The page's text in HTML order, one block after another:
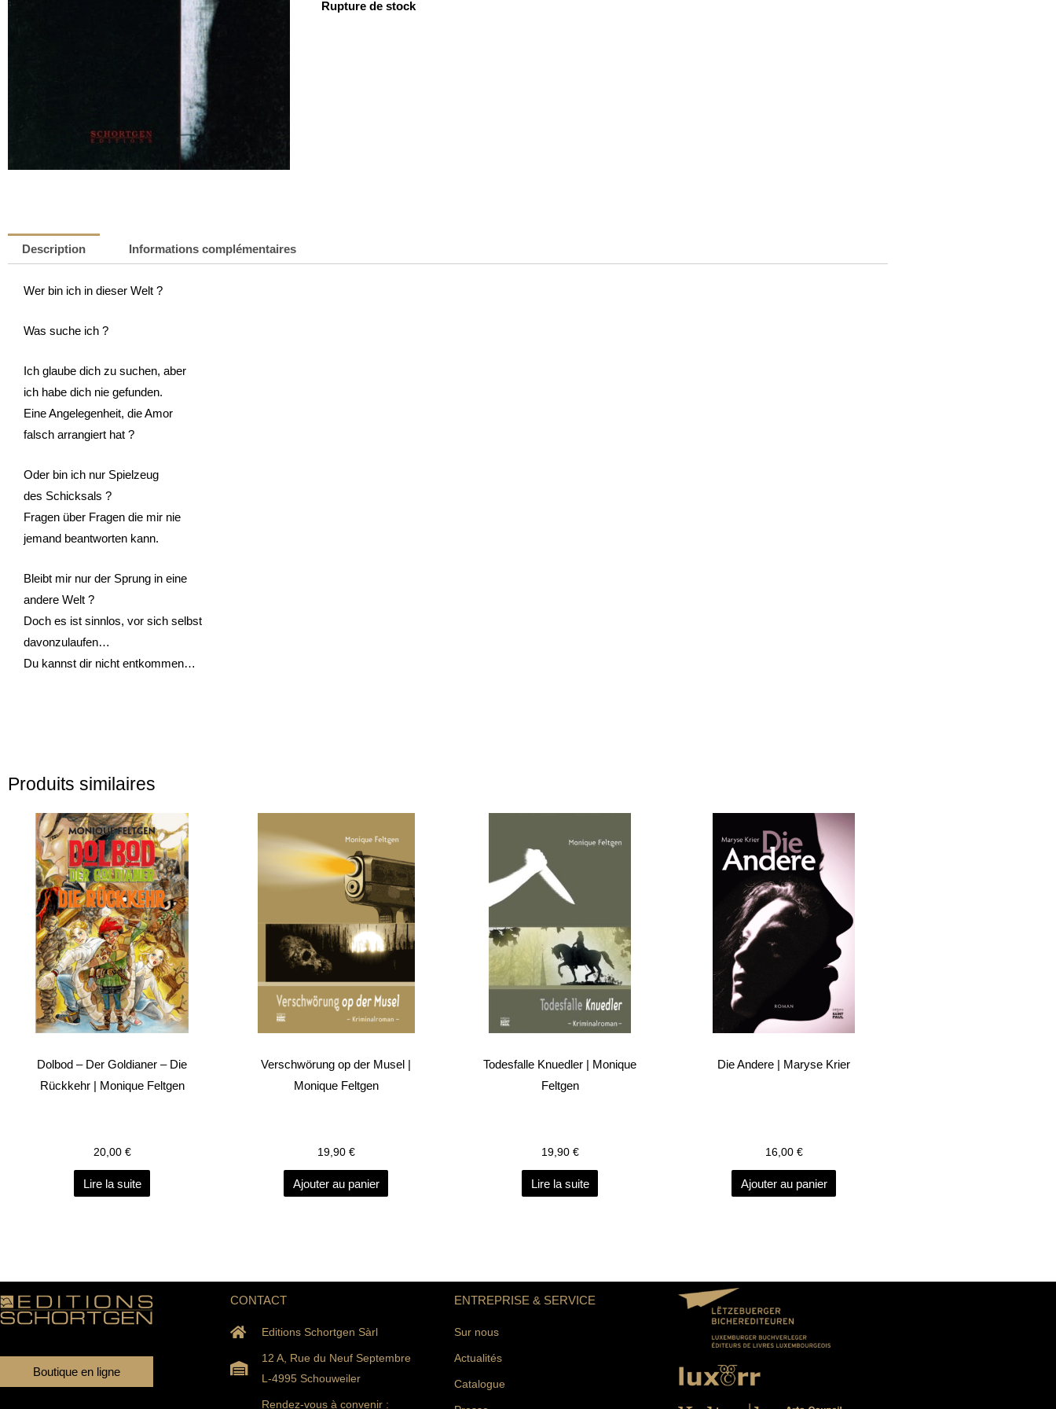
Rupture de stock
Description Informations complémentaires
Wer bin ich in dieser Welt ?
Was suche ich ?
Ich glaube dich zu suchen, aber
ich habe dich nie gefunden.
Eine Angelegenheit, die Amor
falsch arrangiert hat ?
Oder bin ich nur Spielzeug
des Schicksals ?
Fragen über Fragen die mir nie
jemand beantworten kann.
Bleibt mir nur der Sprung in eine
andere Welt ?
Doch es ist sinnlos, vor sich selbst
davonzulaufen…
Du kannst dir nicht entkommen…
Produits similaires
Dolbod – Der Goldianer – Die
Rückkehr | Monique Feltgen
20,00 €
Lire la suite
Verschwörung op der Musel |
Monique Feltgen
19,90 €
Ajouter au panier
Todesfalle Knuedler | Monique
Feltgen
19,90 €
Lire la suite
Die Andere | Maryse Krier
16,00 €
Ajouter au panier
Boutique en ligne
CONTACT
Editions Schortgen Sàrl
12 A, Rue du Neuf Septembre
L-4995 Schouweiler
Rendez-vous à convenir :
ENTREPRISE & SERVICE
Sur nous
Actualités
Catalogue